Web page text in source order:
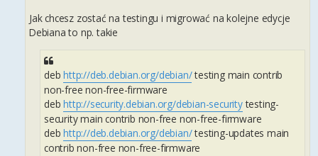
Jak chcesz zostać na testingu i migrować na kolejne edycje
Debiana to np. takie
debhttp://deb.debian.org/debian/testing main contrib
non-free non-free-firmware
debhttp://security.debian.org/debian-securitytesting-
security main contrib non-free non-free-firmware
debhttp://deb.debian.org/debian/testing-updates main
contrib non-free non-free-firmware